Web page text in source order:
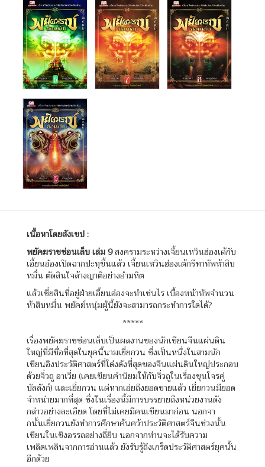
เนื้อหาโดยสังเขป :
พยัคฆราชซ่อนเล็บ เล่ม9สงครามระหว่างเจี้ยนเหวินฮ่องเต้กับ
เอี้ยนอ๋องเปิดฉากปะทุขึ้นแล้ว เจี้ยนเหวินฮ่องเต้กรีฑาทัพห้าสิบ
หมื่น ตัดสินใจล้างญาติอย่างอำมหิต
แล้วเซี่ยสินที่อยู่ฝ่ายเอี้ยนอ๋องจะทำเช่นไร เบื้องหน้าทัพจำนวน
ห้าสิบหมื่น พยัคฆ์หนุ่มผู้นี้ยังจะสามารถกระทำการใดได้?
*****
เรื่องพยัคฆราชซ่อนเล็บเป็นผลงานของนักเขียนจีนแผ่นดิน
ใหญ่ที่มีชื่อที่สุดในยุคนี้นามเยี่ยกวน ซึ่งเป็นหนึ่งในสามนัก
เขียนอิงประวัติศาสตร์ที่โด่งดังที่สุดของจีนแผ่นดินใหญ่ประกอบ
ด้วยจิ่วถู อาเวี่ย (เคยเขียนคำนิยมให้กับจิ่วถูในเรื่องขุนโจรคู่
บัลลังก์) และเยี่ยกวน แต่หากเอ่ยถึงยอดขายแล้ว เยี่ยกวนมียอด
จำหน่ายมากที่สุด ซึ่งในเรื่องนี้มีการบรรยายถึงหน่วยงานดัง
กล่าวอย่างละเอียด โดยที่ไม่เคยมีคนเขียนมาก่อน นอกจา
กนั้นเยี่ยกวนยังทำการศึกษาค้นคว้าประวัติศาสตร์จีนช่วงนั้น
เขียนในเชิงอรรถอย่างถี่ยิบ นอกจากท่านจะได้รับความ
เพลิดเพลินจากการอ่านแล้ว ยังรับรู้ถึงเกร็ดประวัติศาสตร์ยุคนั้น
อีกด้วย